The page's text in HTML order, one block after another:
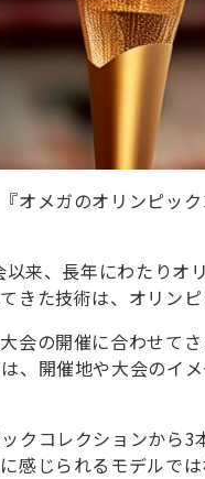
オメガのオリンピッ
来、長年にわたりオ
きた技術は、オリン
会の開催に合わせて
、開催地や大会のイ
クコレクションから
感じられるモデルでは